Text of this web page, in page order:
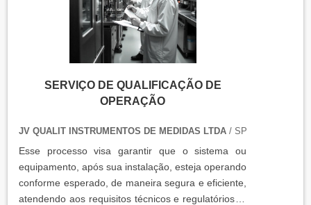
SERVIÇO DE QUALIFICAÇÃO DE
OPERAÇÃO
JV QUALIT INSTRUMENTOS DE MEDIDAS LTDA/ SP
Esse processo visa garantir que o sistema ou
equipamento, após sua instalação, esteja operando
conforme esperado, de maneira segura e eficiente,
atendendo aos requisitos técnicos e regulatórios. A